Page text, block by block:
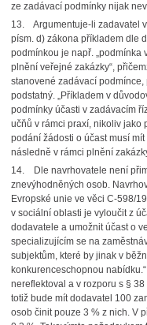
ze zadávací podmínky nijak
13. Argumentuje-li zadavatel
písm. d) zákona příkladem dle
podmínkou je např. „podmínka
plnění veřejné zakázky“,
stanovené zadávací
podstatný. „Příkladem v
podmínky účasti v zadávacím
učňů v rámci praxí, nikoliv jako
podání žádosti o účast musí
následně v rámci plnění
14. Dle navrhovatele není
znevýhodněných osob.
Evropské unie ve věci C-598/
v sociální oblasti je vyloučit z
dodavatele a umožnit účast o
specializujícím se na
subjektům, které by jinak v
konkurenceschopnou
nereflektoval a v rozporu s §
totiž bude mít dodavatel 100
osob činit pouze 3 % z nich. V